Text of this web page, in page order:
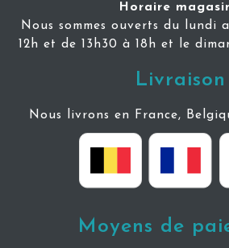
Horaire
Nous sommes ouverts du lundi
12h et de 13h30 à 18h et le
Livraison
Nous livrons en France,
Moyens de